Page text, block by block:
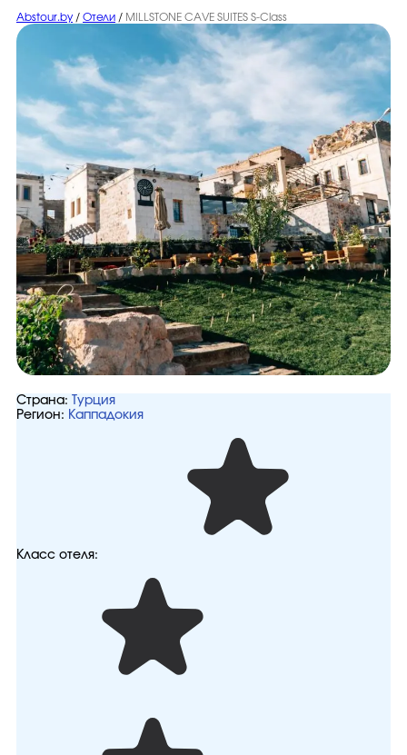
Abstour.by / Отели / MILLSTONE CAVE SUITES S-Class
Страна:
Турция
Регион: Каппадокия
Класс отеля: